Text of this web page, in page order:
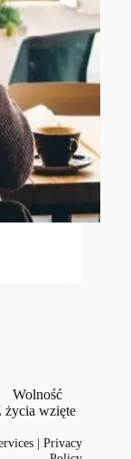
Wolność
życia wzięte
|Privacy